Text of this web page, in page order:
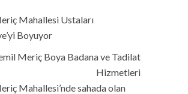
Mahallesi Ustaları
Boyuyor
Mahallesi’nde sahada olan